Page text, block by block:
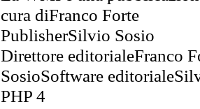
cura diFranco Forte
PublisherSilvio Sosio
Direttore editorialeFranco
SosioSoftware
PHP 4